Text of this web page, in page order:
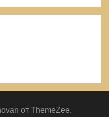
от ThemeZee.